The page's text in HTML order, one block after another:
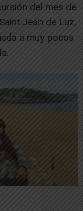
del mes de
Jean de Luz,
a muy pocos